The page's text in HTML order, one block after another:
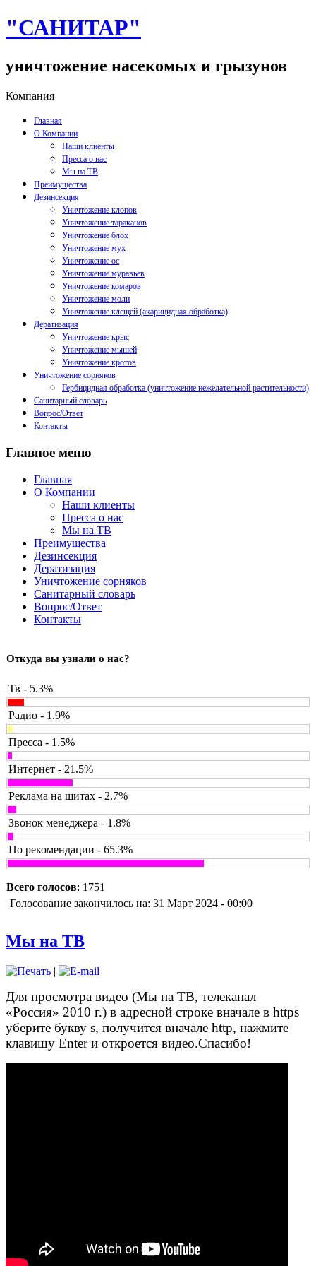
"САНИТАР"
уничтожение насекомых и грызунов
Компания
Главная
О Компании
Наши клиенты
Пресса о нас
Мы на ТВ
Преимущества
Дезинсекция
Уничтожение клопов
Уничтожение тараканов
Уничтожение блох
Уничтожение мух
Уничтожение ос
Уничтожение муравьев
Уничтожение комаров
Уничтожение моли
Уничтожение клещей (акарицидная обработка)
Дератизация
Уничтожение крыс
Уничтожение мышей
Уничтожение кротов
Уничтожение сорняков
Гербицидная обработка (уничтожение нежелательной растительности)
Санитарный словарь
Вопрос/Ответ
Контакты
Главное меню
Главная
О Компании
Наши клиенты
Пресса о нас
Мы на ТВ
Преимущества
Дезинсекция
Дератизация
Уничтожение сорняков
Санитарный словарь
Вопрос/Ответ
Контакты
Откуда вы узнали о нас?
Тв - 5.3%
Радио - 1.9%
Пресса - 1.5%
Интернет - 21.5%
Реклама на щитах - 2.7%
Звонок менеджера - 1.8%
По рекомендации - 65.3%
Всего голосов: 1751
Голосование закончилось на: 31 Март 2024 - 00:00
Мы на ТВ
|
Для просмотра видео (Мы на ТВ, телеканал
«Россия» 2010 г.) в адресной строке вначале в https
уберите букву s, получится вначале http, нажмите
клавишу Enter и откроется видео.Спасибо!